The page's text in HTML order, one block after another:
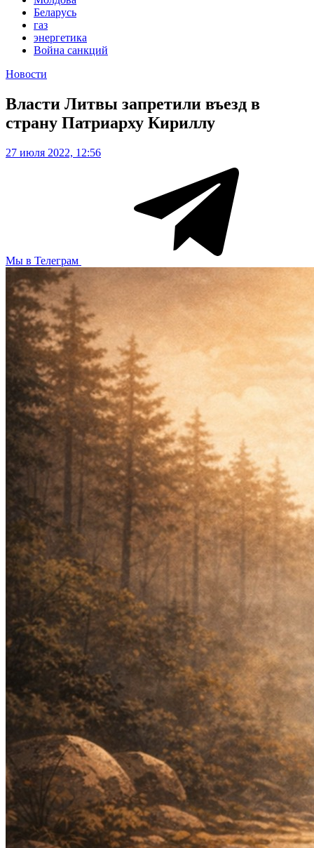
Беларусь
газ
энергетика
Война санкций
Новости
Власти Литвы запретили въезд в
страну Патриарху Кириллу
27 июля 2022, 12:56
Мы в Телеграм